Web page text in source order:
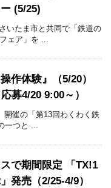
(5/25)
いたま市と共同で「鉄道の
ェア」を ...
作体験』（5/20）
募4/20 9:00～）
開催の「第13回わくわく鉄
一つと ...
で期間限定 「TX!1
発売（2/25-4/9）